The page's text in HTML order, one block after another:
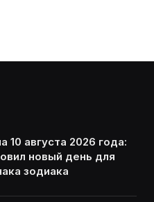
10 августа 2026 года:
новый день для
зодиака